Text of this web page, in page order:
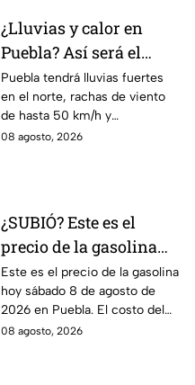
¿Lluvias y calor en
Puebla? Así será el
clima HOY sábado 8 de
agosto
Puebla tendrá lluvias fuertes
en el norte, rachas de viento
de hasta 50 km/h y
temperaturas de hasta 40 °C
08 agosto, 2026
¿SUBIÓ? Este es el
precio de la gasolina
Puebla hoy sábado 8 de
agosto de 2026
Este es el precio de la gasolina
hoy sábado 8 de agosto de
2026 en Puebla. El costo del
combustible cambia todos los
08 agosto, 2026